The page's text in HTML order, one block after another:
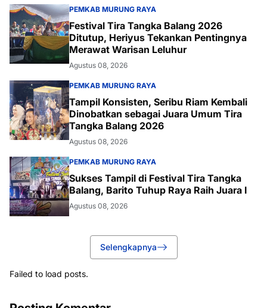
PEMKAB MURUNG RAYA
Festival Tira Tangka Balang 2026
Ditutup, Heriyus Tekankan Pentingnya
Merawat Warisan Leluhur
Agustus 08, 2026
PEMKAB MURUNG RAYA
Tampil Konsisten, Seribu Riam Kembali
Dinobatkan sebagai Juara Umum Tira
Tangka Balang 2026
Agustus 08, 2026
PEMKAB MURUNG RAYA
Sukses Tampil di Festival Tira Tangka
Balang, Barito Tuhup Raya Raih Juara I
Agustus 08, 2026
Selengkapnya
Failed to load posts.